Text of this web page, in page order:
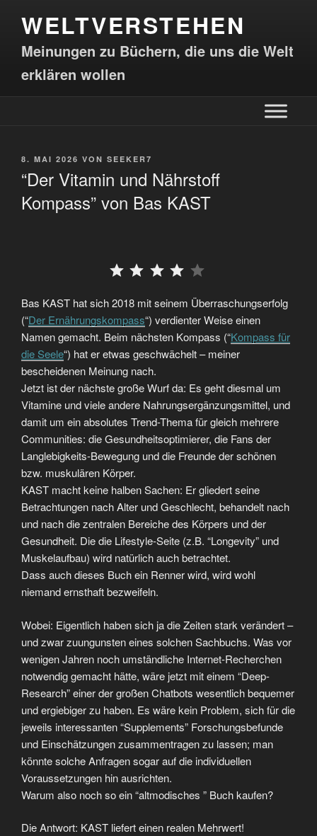
WELTVERSTEHEN
Meinungen zu Büchern, die uns die Welt
erklären wollen
8. MAI 2026 VON SEEKER7
“Der Vitamin und Nährstoff
Kompass” von Bas KAST
Bas KAST hat sich 2018 mit seinem Überraschungserfolg
(“Der Ernährungskompass“) verdienter Weise einen
Namen gemacht. Beim nächsten Kompass (“Kompass für
die Seele“) hat er etwas geschwächelt – meiner
bescheidenen Meinung nach.
Jetzt ist der nächste große Wurf da: Es geht diesmal um
Vitamine und viele andere Nahrungsergänzungsmittel, und
damit um ein absolutes Trend-Thema für gleich mehrere
Communities: die Gesundheitsoptimierer, die Fans der
Langlebigkeits-Bewegung und die Freunde der schönen
bzw. muskulären Körper.
KAST macht keine halben Sachen: Er gliedert seine
Betrachtungen nach Alter und Geschlecht, behandelt nach
und nach die zentralen Bereiche des Körpers und der
Gesundheit. Die die Lifestyle-Seite (z.B. “Longevity” und
Muskelaufbau) wird natürlich auch betrachtet.
Dass auch dieses Buch ein Renner wird, wird wohl
niemand ernsthaft bezweifeln.
Wobei: Eigentlich haben sich ja die Zeiten stark verändert –
und zwar zuungunsten eines solchen Sachbuchs. Was vor
wenigen Jahren noch umständliche Internet-Recherchen
notwendig gemacht hätte, wäre jetzt mit einem “Deep-
Research” einer der großen Chatbots wesentlich bequemer
und ergiebiger zu haben. Es wäre kein Problem, sich für die
jeweils interessanten “Supplements” Forschungsbefunde
und Einschätzungen zusammentragen zu lassen; man
könnte solche Anfragen sogar auf die individuellen
Voraussetzungen hin ausrichten.
Warum also noch so ein “altmodisches ” Buch kaufen?
Die Antwort: KAST liefert einen realen Mehrwert!